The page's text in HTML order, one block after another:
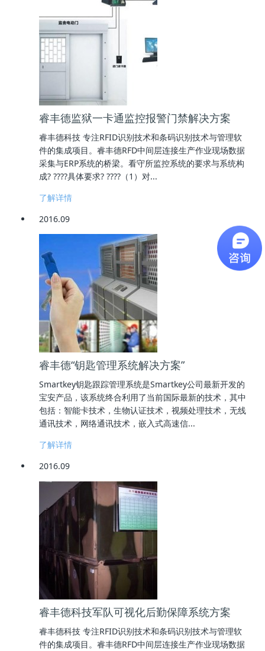
睿丰德监狱一卡通监控报警门禁解决方案
睿丰德科技 专注RFID识别技术和条码识别技术与管理软
件的集成项目。睿丰德RFD中间层连接生产作业现场数据
采集与ERP系统的桥梁。看守所监控系统的要求与系统构
成? ????具体要求? ????（1）对...
了解详情
2016.09
睿丰德“钥匙管理系统解决方案”
Smartkey钥匙跟踪管理系统是Smartkey公司最新开发的
宝安产品，该系统终合利用了当前国际最新的技术，其中
包括：智能卡技术，生物认证技术，视频处理技术，无线
通讯技术，网络通讯技术，嵌入式高速信...
了解详情
2016.09
睿丰德科技军队可视化后勤保障系统方案
睿丰德科技 专注RFID识别技术和条码识别技术与管理软
件的集成项目。睿丰德RFD中间层连接生产作业现场数据